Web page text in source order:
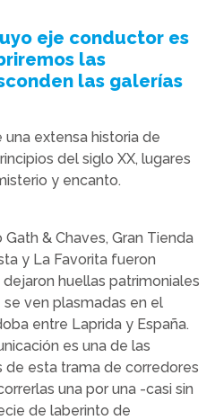
eje conductor es
las
las galerías
extensa historia de
del siglo XX, lugares
y encanto.
& Chaves, Gran Tienda
y La Favorita fueron
huellas patrimoniales
se ven plasmadas en el
entre Laprida y España.
es una de las
de esta trama de corredores
una por una -casi sin
de laberinto de